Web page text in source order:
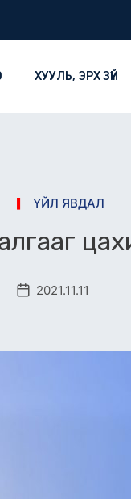
ХУУЛЬ, ЭРХ ЗҮЙ
ҮЙЛ ЯВДАЛ
2021.11.11